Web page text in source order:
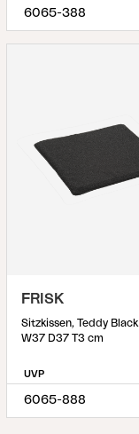
6065-388
FRISK
Sitzkissen, Teddy Black
W37 D37 T3 cm
UVP
6065-888